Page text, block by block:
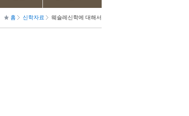
홈 신학자료 웨슬레신학에 대해서